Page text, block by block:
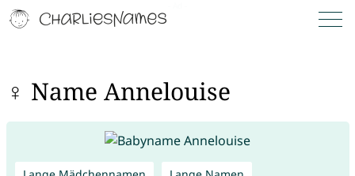
♀ Name Annelouise